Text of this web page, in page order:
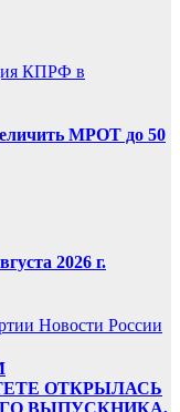
КПРФ в
МРОТ до 50
2026 г.
Новости России
ОТКРЫЛАСЬ